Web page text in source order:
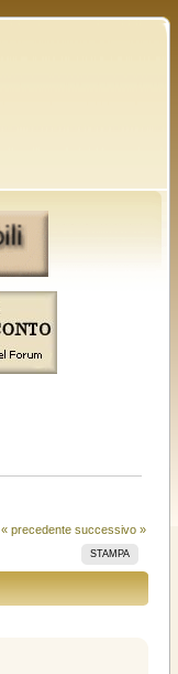
« precedente successivo »
STAMPA